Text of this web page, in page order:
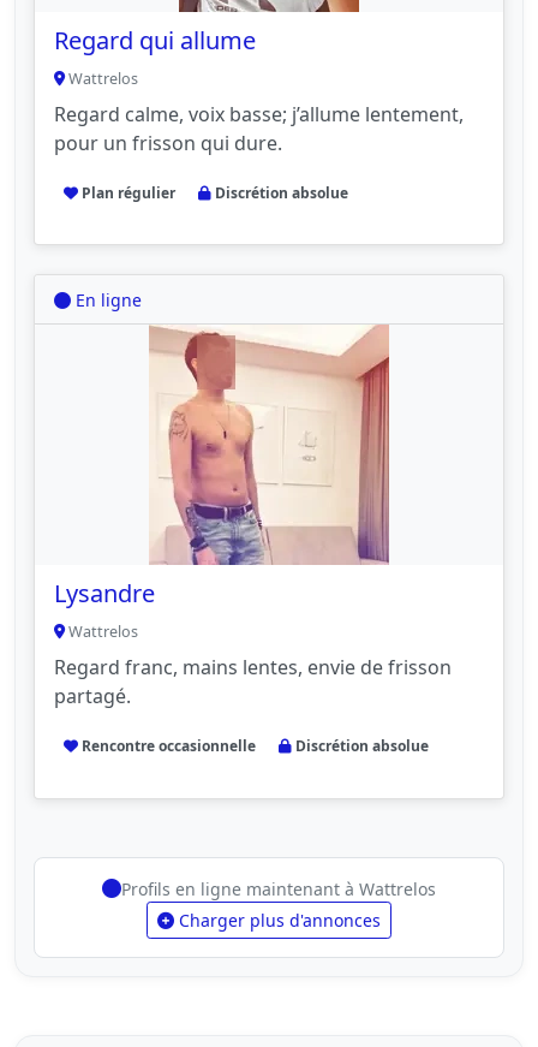
Regard qui allume
Wattrelos
Regard calme, voix basse; j’allume lentement,
pour un frisson qui dure.
Plan régulier Discrétion absolue
En ligne
Lysandre
Wattrelos
Regard franc, mains lentes, envie de frisson
partagé.
Rencontre occasionnelle Discrétion absolue
Profils en ligne maintenant à Wattrelos
Charger plus d'annonces